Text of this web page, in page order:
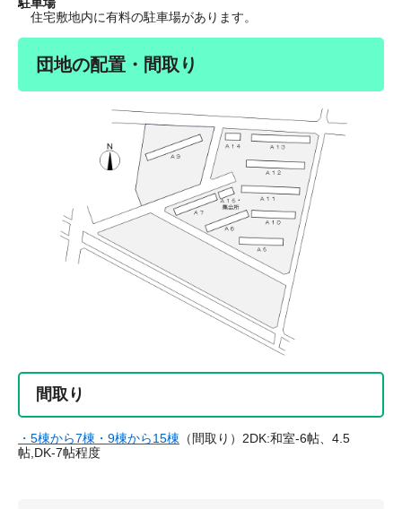
住宅敷地内に有料の駐車場があります。
団地の配置・間取り
間取り
・5棟から7棟・9棟から15棟 （間取り）2DK:和室-6帖、4.5
帖,DK-7帖程度